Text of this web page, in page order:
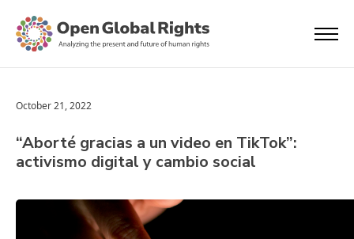
October 21, 2022
“Aborté gracias a un video en TikTok”:
activismo digital y cambio social